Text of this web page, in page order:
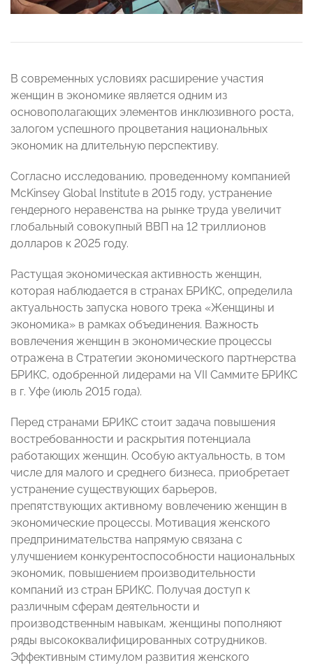
В современных условиях расширение участия
женщин в экономике является одним из
основополагающих элементов инклюзивного роста,
залогом успешного процветания национальных
экономик на длительную перспективу.
Согласно исследованию, проведенному компанией
McKinsey Global Institute в 2015 году, устранение
гендерного неравенства на рынке труда увеличит
глобальный совокупный ВВП на 12 триллионов
долларов к 2025 году.
Растущая экономическая активность женщин,
которая наблюдается в странах БРИКС, определила
актуальность запуска нового трека «Женщины и
экономика» в рамках объединения. Важность
вовлечения женщин в экономические процессы
отражена в Стратегии экономического партнерства
БРИКС, одобренной лидерами на VII Саммите БРИКС
в г. Уфе (июль 2015 года).
Перед странами БРИКС стоит задача повышения
востребованности и раскрытия потенциала
работающих женщин. Особую актуальность, в том
числе для малого и среднего бизнеса, приобретает
устранение существующих барьеров,
препятствующих активному вовлечению женщин в
экономические процессы. Мотивация женского
предпринимательства напрямую связана с
улучшением конкурентоспособности национальных
экономик, повышением производительности
компаний из стран БРИКС. Получая доступ к
различным сферам деятельности и
производственным навыкам, женщины пополняют
ряды высококвалифицированных сотрудников.
Эффективным стимулом развития женского